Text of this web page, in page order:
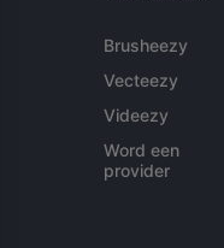
Brusheezy
Vecteezy
Videezy
Word een
provider